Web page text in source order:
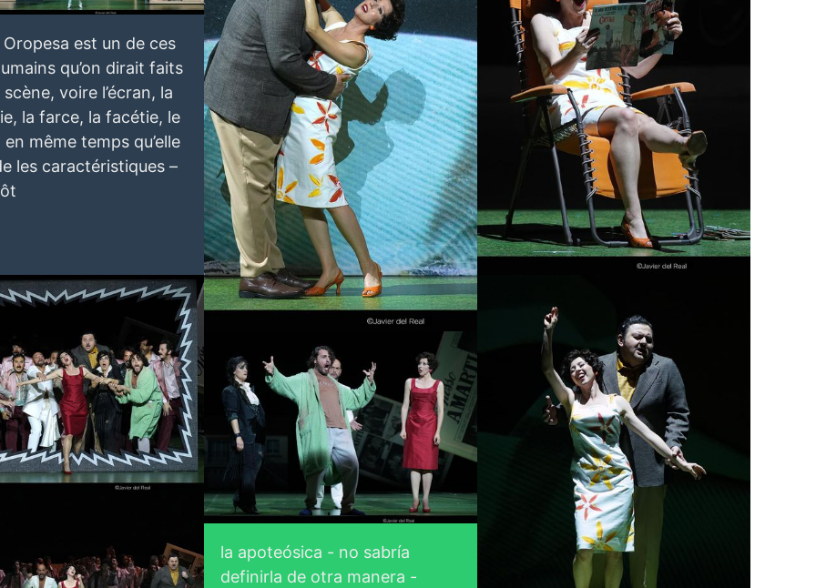
Lisette Oropesa and Misha Kiria
Download Full Size
May 24, 2023
Javier del Real
Lisette Oropesa
Download Full Size
May 24, 2023
Javier del Real
est un de ces
qu’on dirait faits
voire l’écran, la
la farce, la facétie, le
même temps qu’elle
les caractéristiques –
Concerto Net
Download Full Size
Javier del Real
Lisette Oropesa, Florian Sempey and Paola Gardina
Download Full Size
May 24, 2023
Javier del Real
la apoteósica - no sabría
definirla de otra manera -